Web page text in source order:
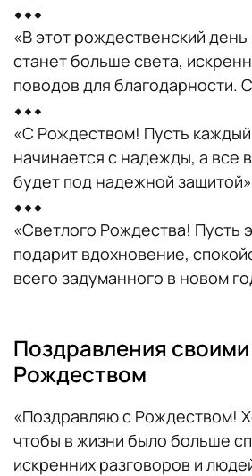
⬥⬥⬥
«В этот рождественский день
станет больше света,
поводов для благодарности.
⬥⬥⬥
«С Рождеством! Пусть
начинается с надежды, а все
будет под надежной защитой»
⬥⬥⬥
«Светлого Рождества! Пусть
подарит вдохновение,
всего задуманного в новом
Поздравления
Рождеством
«Поздравляю с Рождеством!
чтобы в жизни было больше
искренних разговоров и